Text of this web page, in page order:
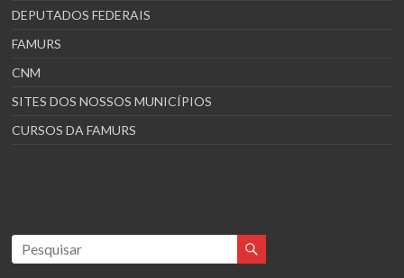
DEPUTADOS FEDERAIS
FAMURS
CNM
SITES DOS NOSSOS MUNICÍPIOS
CURSOS DA FAMURS